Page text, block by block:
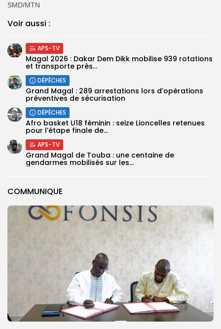
COMMUNIQUE
SMD/MTN
Voir aussi :
APS-TV
Magal 2026 : Dakar Dem Dikk mobilise 939 rotations
et transporte près...
DÉPÊCHES
Grand Magal : 289 arrestations lors d’opérations
préventives de sécurisation
DÉPÊCHES
‎Afro basket U18 féminin : seize Lioncelles retenues
pour l’étape finale de...
APS-TV
Grand Magal de Touba : une centaine de
gendarmes mobilisés sur les...